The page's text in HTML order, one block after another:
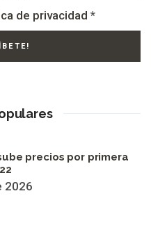
de privacidad *
precios por primera
2026